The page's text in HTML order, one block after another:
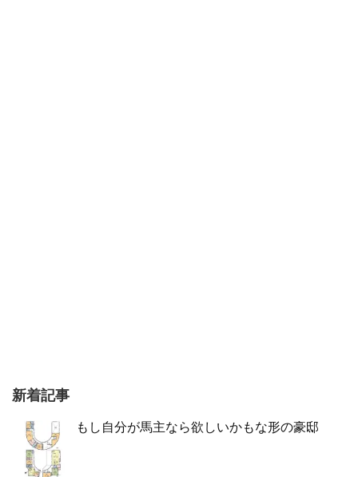
新着記事
もし自分が馬主なら欲しいかもな形の豪邸